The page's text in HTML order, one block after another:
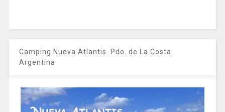
Camping Nueva Atlantis. Pdo. de La Costa.
Argentina